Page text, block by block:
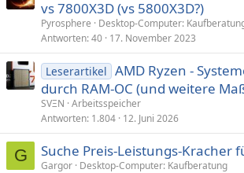
vs 7800X3D (vs 5800X3D?)
Pyrosphere
Desktop-Computer:
Antworten 40 17. November 2023
Leserartikel AMD Ryzen -
durch RAM-OC (und weitere
SVΞN Arbeitsspeicher
Antworten 1.804 12. Juni 2026
G Suche Preis-Leistungs-Kracher
Gargor Desktop-Computer: Kaufberatung